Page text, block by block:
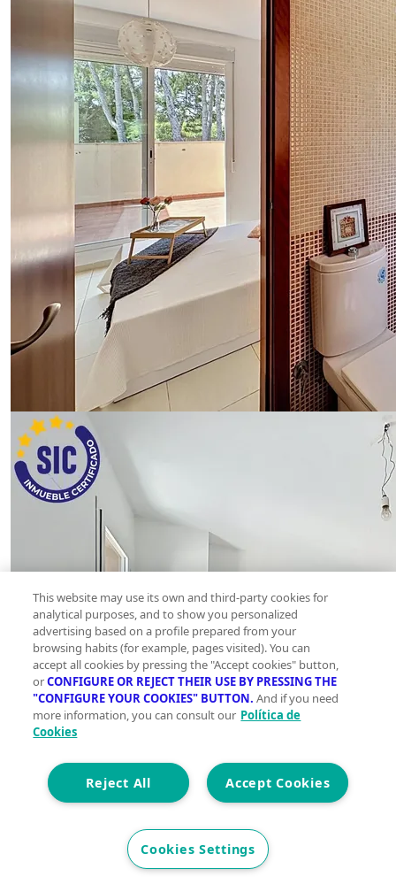
This website may use its own and third-party cookies for
analytical purposes, and to show you personalized
advertising based on a profile prepared from your
browsing habits (for example, pages visited). You can
accept all cookies by pressing the "Accept cookies" button,
orCONFIGURE OR REJECT THEIR USE BY PRESSING THE
"CONFIGURE YOUR COOKIES" BUTTON. And if you need
more information, you can consult our Política de
Cookies
Accept Cookies
Reject All
Cookies Settings